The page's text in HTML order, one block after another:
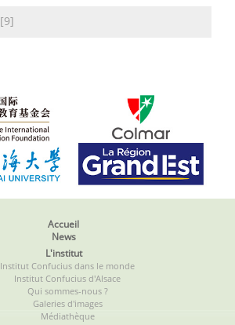
[9]
Accueil
News
L'institut
Institut Confucius dans le monde
Institut Confucius d'Alsace
Qui sommes-nous ?
Galeries d'images
Médiathèque